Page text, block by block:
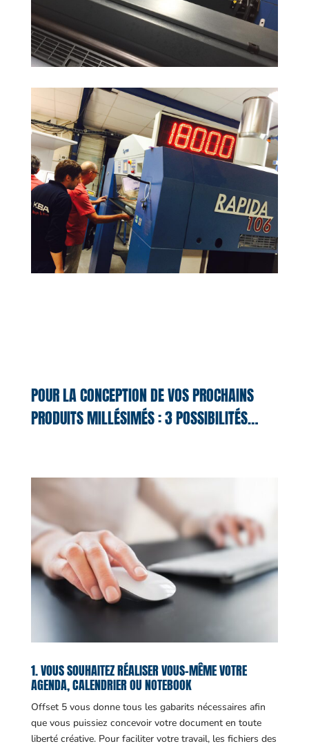
POUR LA CONCEPTION DE VOS PROCHAINS
PRODUITS MILLÉSIMÉS : 3 POSSIBILITÉS…
1. VOUS SOUHAITEZ RÉALISER VOUS-MÊME VOTRE
AGENDA, CALENDRIER OU NOTEBOOK
Offset 5 vous donne tous les gabarits nécessaires afin
que vous puissiez concevoir votre document en toute
liberté créative. Pour faciliter votre travail, les fichiers des